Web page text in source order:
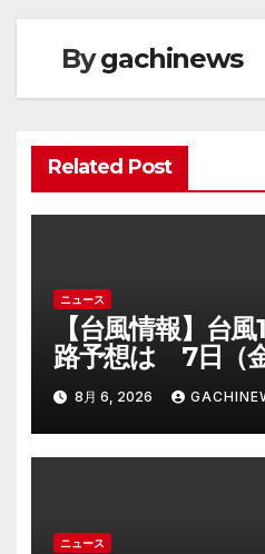
シ
ョ
ン
Bygachinews
Related Post
ニュース
【台風情報】台
路予想は 7日（
に直撃するおそ
倒壊するおそれが
吹く見込み(FNN
イン)
8月 6, 2026
ニュース